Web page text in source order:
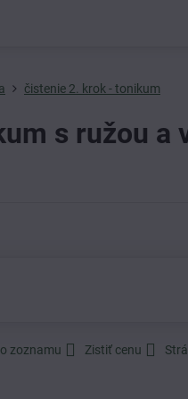
čistenie 2. krok - tonikum
s ružou a
zoznamu Zistiť cenu